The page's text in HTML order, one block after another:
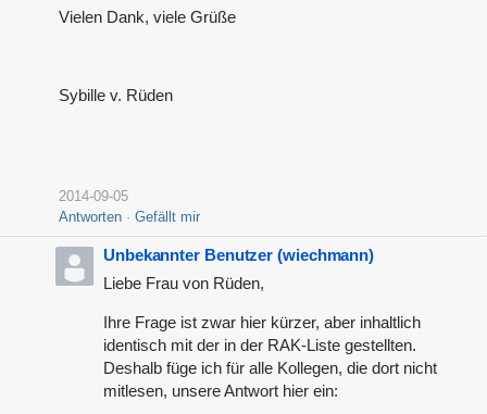
Vielen Dank, viele Grüße
Sybille v. Rüden
2014-09-05
Antworten
Gefällt mir
Unbekannter Benutzer (wiechmann)
Liebe Frau von Rüden,
Ihre Frage ist zwar hier kürzer, aber inhaltlich
identisch mit der in der RAK-Liste gestellten.
Deshalb füge ich für alle Kollegen, die dort nicht
mitlesen, unsere Antwort hier ein: